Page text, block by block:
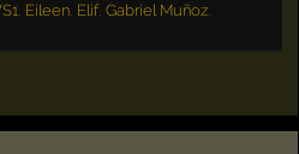
, Eileen, Elif, Gabriel Muñoz,